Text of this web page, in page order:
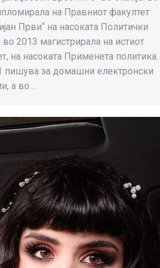
на Правниот факултет
Први“ на насоката Политички
во 2013 магистрирала на истиот
на насоката Применета политика.
пишува за домашни електронски
а во…